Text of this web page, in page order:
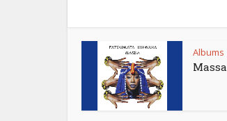
Albums
Massa